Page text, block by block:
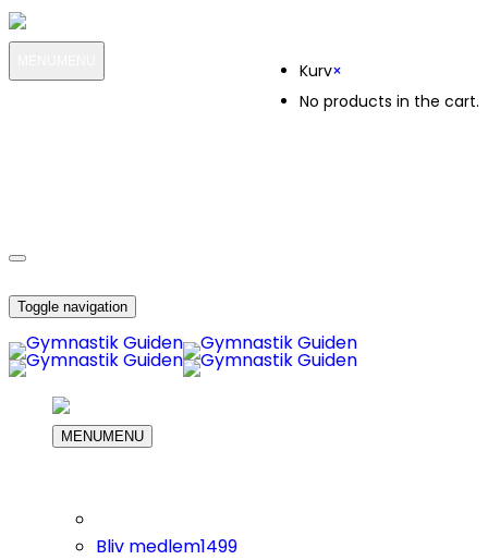
Kurv×
No products in the cart.
Toggle navigation
MENUMENU
Bliv medlem1499